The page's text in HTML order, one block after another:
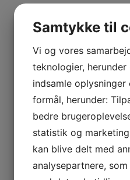
Samtykke til
Vi og vores
teknologier,
indsamle
formål, herunder:
bedre
statistik og
kan blive delt med
analysepartnere,